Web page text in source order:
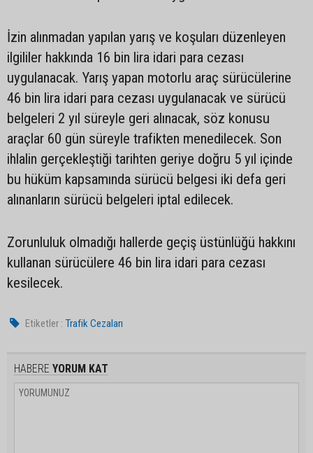
İzin alınmadan yapılan yarış ve koşuları düzenleyen
ilgililer hakkında 16 bin lira idari para cezası
uygulanacak. Yarış yapan motorlu araç sürücülerine
46 bin lira idari para cezası uygulanacak ve sürücü
belgeleri 2 yıl süreyle geri alınacak, söz konusu
araçlar 60 gün süreyle trafikten menedilecek. Son
ihlalin gerçekleştiği tarihten geriye doğru 5 yıl içinde
bu hüküm kapsamında sürücü belgesi iki defa geri
alınanların sürücü belgeleri iptal edilecek.
Zorunluluk olmadığı hallerde geçiş üstünlüğü hakkını
kullanan sürücülere 46 bin lira idari para cezası
kesilecek.
Etiketler : Trafik Cezaları
HABERE YORUM KAT